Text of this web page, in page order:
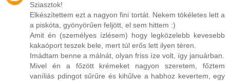
Sziasztok!
Elkészítettem ezt a nagyon fini tortát. Nekem tökéletes lett a
a piskóta, gyönyörűen feljött, el sem hittem :)
Amit én (személyes ízlésem) hogy legközelebb kevesebb
kakaóport teszek bele, mert túl erős lett ilyen téren.
Imádtam benne a málnát, olyan friss íze volt, így januárban.
Mivel én a főzött krémeket nagyon szeretem, főztem
vaníliás pdingot sűrűre és kihűlve a habhoz kevertem, egy